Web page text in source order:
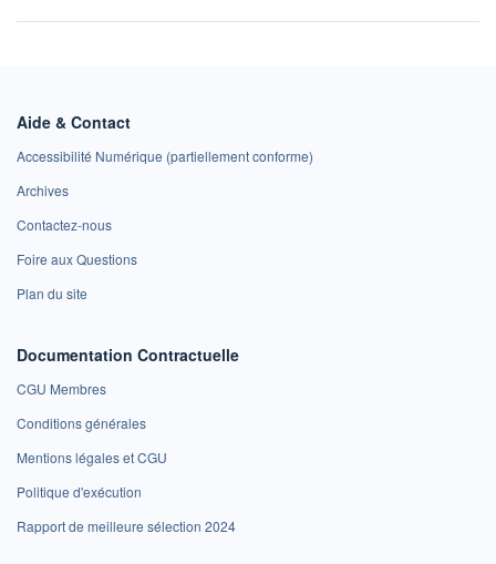
Aide & Contact
Accessibilité Numérique (partiellement conforme)
Archives
Contactez-nous
Foire aux Questions
Plan du site
Documentation Contractuelle
CGU Membres
Conditions générales
Mentions légales et CGU
Politique d'exécution
Rapport de meilleure sélection 2024